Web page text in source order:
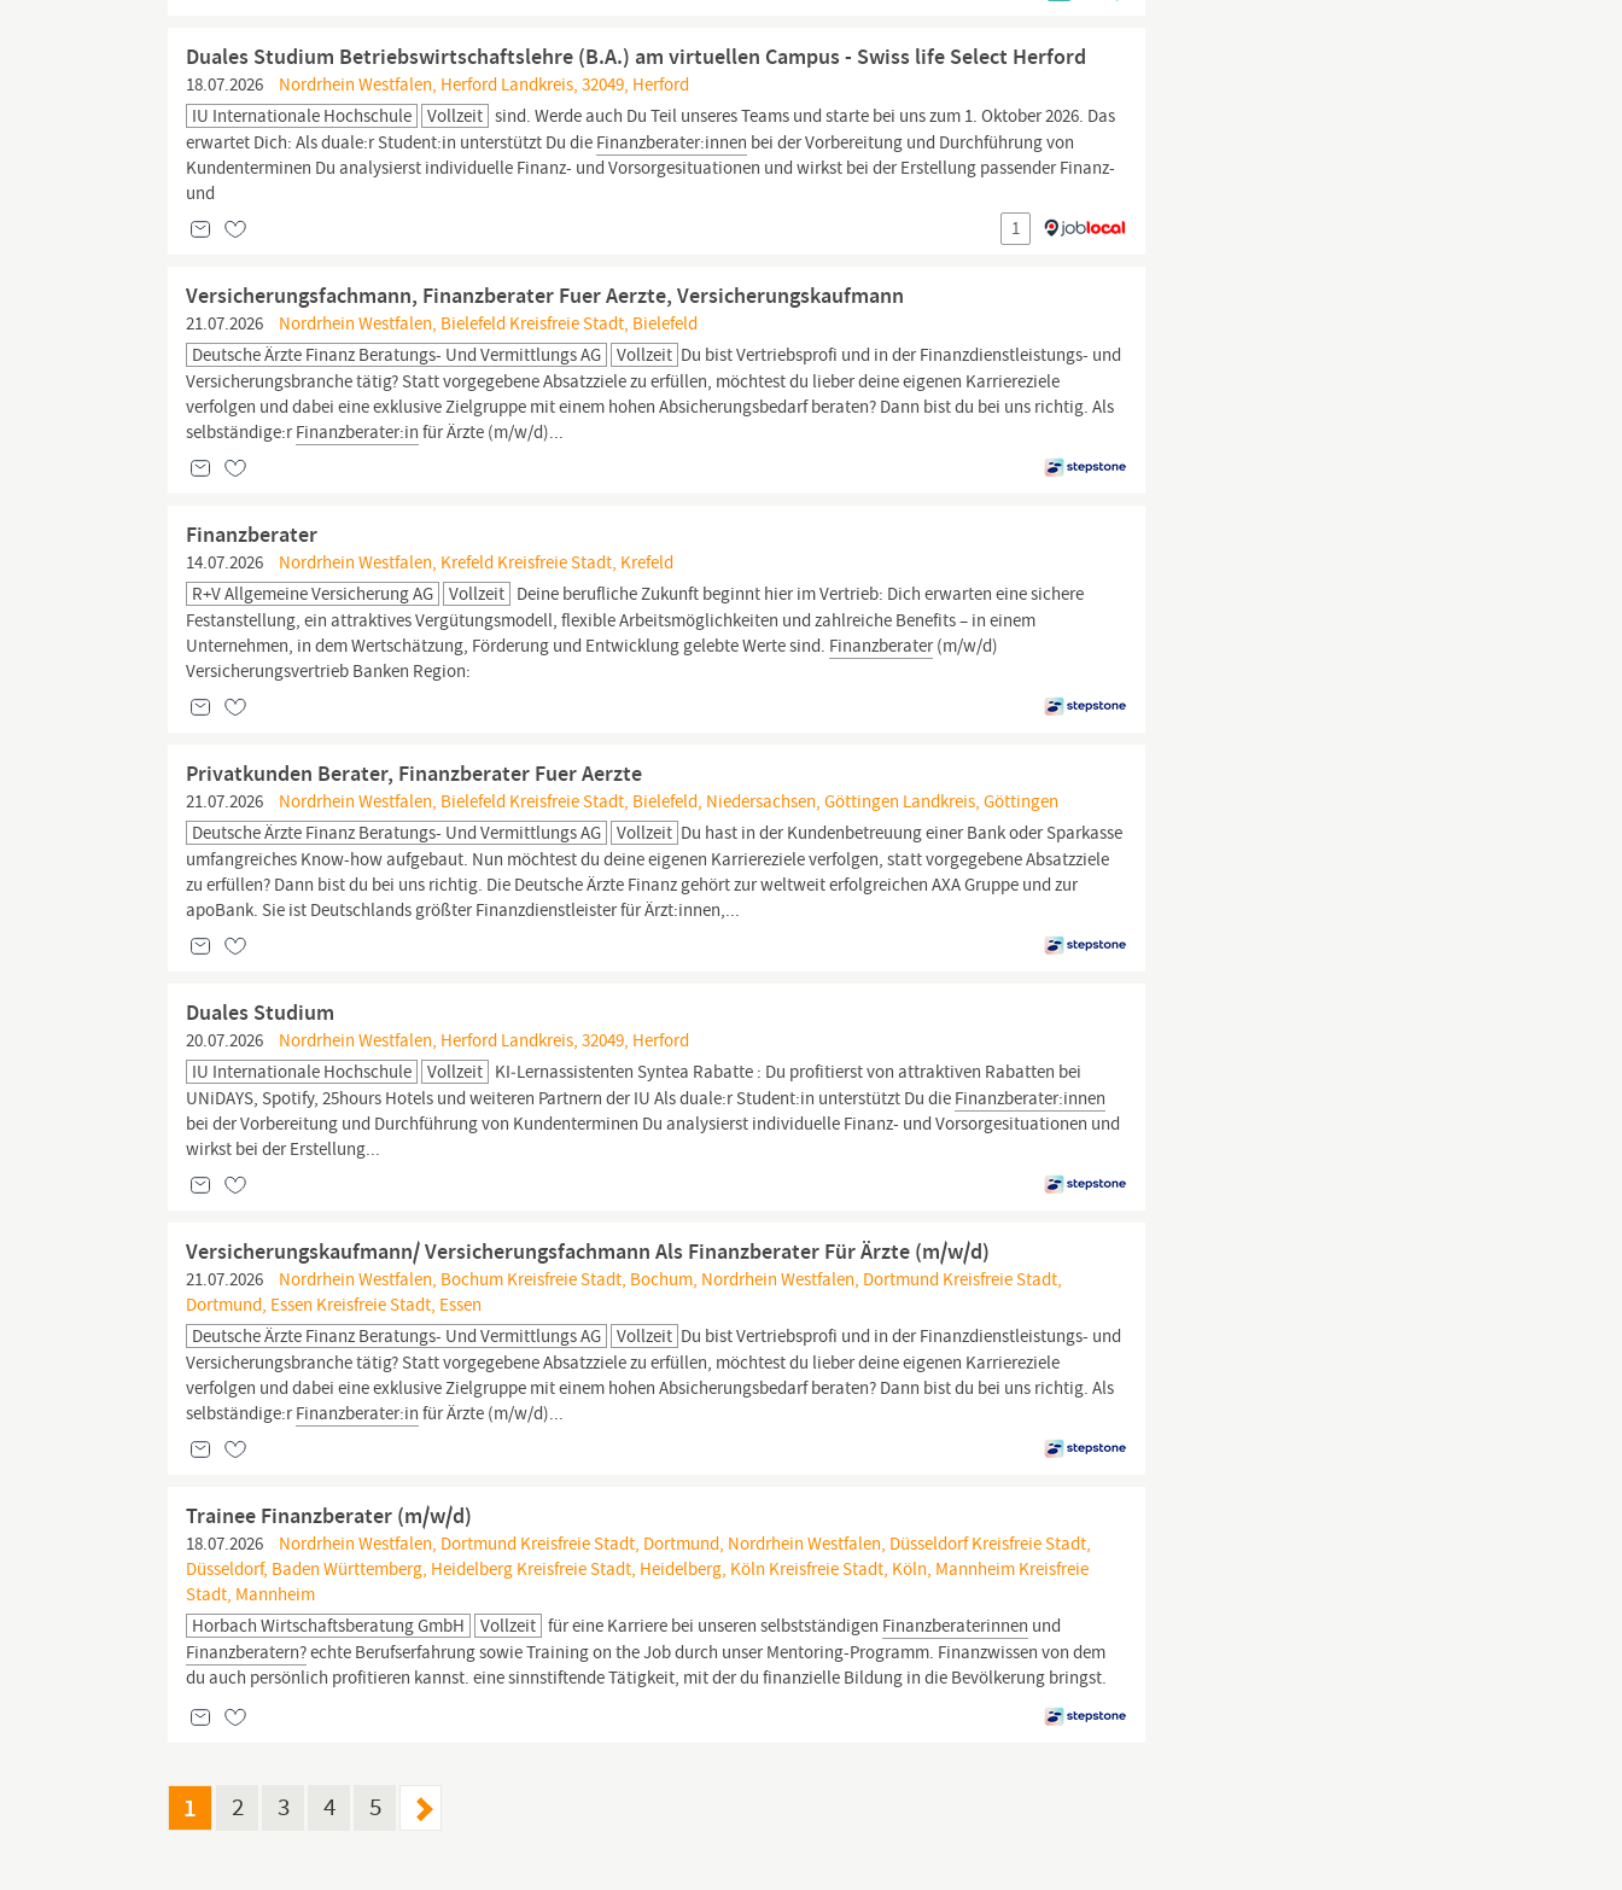
Duales Studium Betriebswirtschaftslehre (B.A.) am virtuellen Campus - Swiss life Select Herford
18.07.2026
Nordrhein Westfalen, Herford Landkreis, 32049, Herford
IU Internationale Hochschule
Vollzeit sind. Werde auch Du Teil unseres Teams und starte bei uns zum 1. Oktober 2026. Das
erwartet Dich: Als duale:r Student:in unterstützt Du die Finanzberater:innen bei der Vorbereitung und Durchführung von
Kundenterminen Du analysierst individuelle Finanz- und Vorsorgesituationen und wirkst bei der Erstellung passender Finanz-
und
1
Versicherungsfachmann, Finanzberater Fuer Aerzte, Versicherungskaufmann
21.07.2026
Nordrhein Westfalen, Bielefeld Kreisfreie Stadt, Bielefeld
Deutsche Ärzte Finanz Beratungs- Und Vermittlungs AG
Vollzeit Du bist Vertriebsprofi und in der Finanzdienstleistungs- und
Versicherungsbranche tätig? Statt vorgegebene Absatzziele zu erfüllen, möchtest du lieber deine eigenen Karriereziele
verfolgen und dabei eine exklusive Zielgruppe mit einem hohen Absicherungsbedarf beraten? Dann bist du bei uns richtig. Als
selbständige:rFinanzberater:in für Ärzte (m/w/d)...
Finanzberater
14.07.2026
Nordrhein Westfalen, Krefeld Kreisfreie Stadt, Krefeld
R+V Allgemeine Versicherung AG
Vollzeit Deine berufliche Zukunft beginnt hier im Vertrieb: Dich erwarten eine sichere
Festanstellung, ein attraktives Vergütungsmodell, flexible Arbeitsmöglichkeiten und zahlreiche Benefits – in einem
Unternehmen, in dem Wertschätzung, Förderung und Entwicklung gelebte Werte sind. Finanzberater(m/w/d)
Versicherungsvertrieb Banken Region:
Privatkunden Berater, Finanzberater Fuer Aerzte
21.07.2026
Nordrhein Westfalen, Bielefeld Kreisfreie Stadt, Bielefeld, Niedersachsen, Göttingen Landkreis, Göttingen
Deutsche Ärzte Finanz Beratungs- Und Vermittlungs AG
Vollzeit Du hast in der Kundenbetreuung einer Bank oder Sparkasse
umfangreiches Know-how aufgebaut. Nun möchtest du deine eigenen Karriereziele verfolgen, statt vorgegebene Absatzziele
zu erfüllen? Dann bist du bei uns richtig. Die Deutsche Ärzte Finanz gehört zur weltweit erfolgreichen AXA Gruppe und zur
apoBank. Sie ist Deutschlands größter Finanzdienstleister für Ärzt:innen,...
Duales Studium
20.07.2026
Nordrhein Westfalen, Herford Landkreis, 32049, Herford
IU Internationale Hochschule
Vollzeit KI‑Lernassistenten Syntea Rabatte : Du profitierst von attraktiven Rabatten bei
UNiDAYS, Spotify, 25hours Hotels und weiteren Partnern der IU Als duale:r Student:in unterstützt Du die Finanzberater:innen
bei der Vorbereitung und Durchführung von Kundenterminen Du analysierst individuelle Finanz- und Vorsorgesituationen und
wirkst bei der Erstellung...
Versicherungskaufmann/ Versicherungsfachmann Als Finanzberater Für Ärzte (m/w/d)
21.07.2026
Nordrhein Westfalen, Bochum Kreisfreie Stadt, Bochum, Nordrhein Westfalen, Dortmund Kreisfreie Stadt,
Dortmund, Essen Kreisfreie Stadt, Essen
Deutsche Ärzte Finanz Beratungs- Und Vermittlungs AG
Vollzeit Du bist Vertriebsprofi und in der Finanzdienstleistungs- und
Versicherungsbranche tätig? Statt vorgegebene Absatzziele zu erfüllen, möchtest du lieber deine eigenen Karriereziele
verfolgen und dabei eine exklusive Zielgruppe mit einem hohen Absicherungsbedarf beraten? Dann bist du bei uns richtig. Als
selbständige:rFinanzberater:in für Ärzte (m/w/d)...
Trainee Finanzberater (m/w/d)
18.07.2026
Nordrhein Westfalen, Dortmund Kreisfreie Stadt, Dortmund, Nordrhein Westfalen, Düsseldorf Kreisfreie Stadt,
Düsseldorf, Baden Württemberg, Heidelberg Kreisfreie Stadt, Heidelberg, Köln Kreisfreie Stadt, Köln, Mannheim Kreisfreie
Stadt, Mannheim
Horbach Wirtschaftsberatung GmbH
Vollzeit für eine Karriere bei unseren selbstständigen Finanzberaterinnen und
Finanzberatern?echte Berufserfahrung sowie Training on the Job durch unser Mentoring-Programm. Finanzwissen von dem
du auch persönlich profitieren kannst. eine sinnstiftende Tätigkeit, mit der du finanzielle Bildung in die Bevölkerung bringst.
1 2 3 4 5